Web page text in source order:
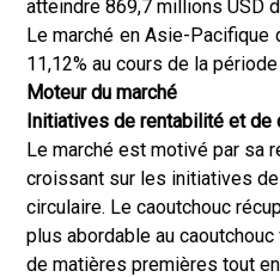
atteindre 869,7 millions USD
Le marché en Asie-Pacifique
11,12% au cours de la
Moteur du marché
Initiatives de rentabilité et de
Le marché est motivé par sa
croissant sur les initiatives
circulaire. Le caoutchouc
plus abordable au
de matières premières tout